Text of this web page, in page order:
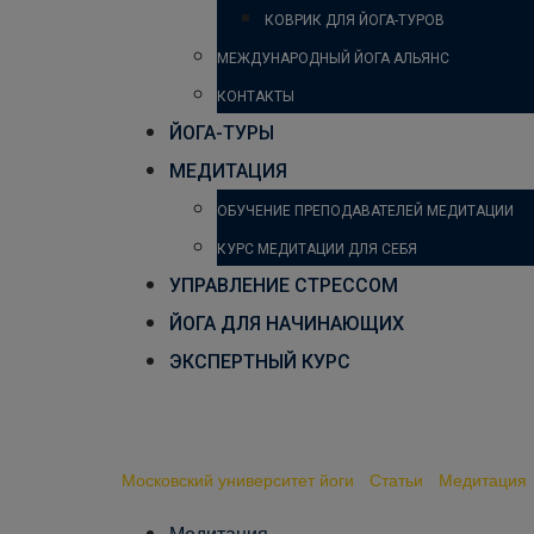
КОВРИК ДЛЯ ЙОГА-ТУРОВ
МЕЖДУНАРОДНЫЙ ЙОГА АЛЬЯНС
КОНТАКТЫ
ЙОГА-ТУРЫ
МЕДИТАЦИЯ
ОБУЧЕНИЕ ПРЕПОДАВАТЕЛЕЙ МЕДИТАЦИИ
КУРС МЕДИТАЦИИ ДЛЯ СЕБЯ
УПРАВЛЕНИЕ СТРЕССОМ
ЙОГА ДЛЯ НАЧИНАЮЩИХ
ЭКСПЕРТНЫЙ КУРС
Московский университет йоги Статьи Медитация